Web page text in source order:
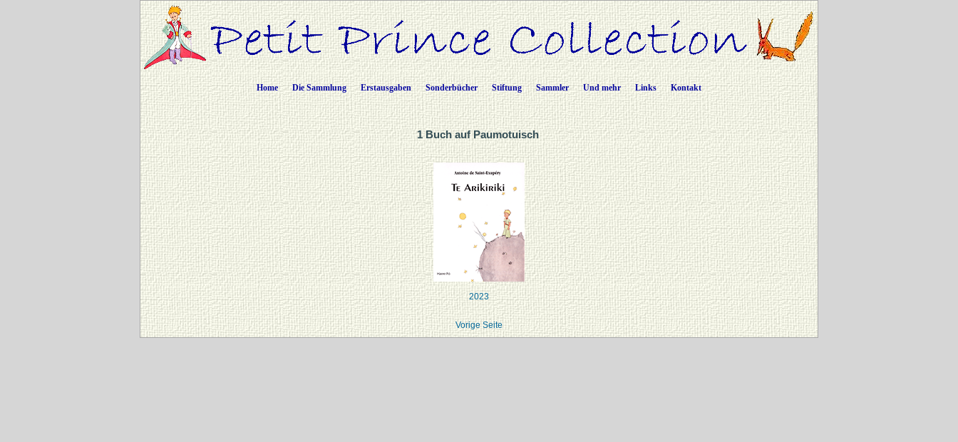
Home Die Sammlung Erstausgaben Sonderbücher Stiftung Sammler Und mehr Links Kontakt
1 Buch auf Paumotuisch
2023
Vorige Seite